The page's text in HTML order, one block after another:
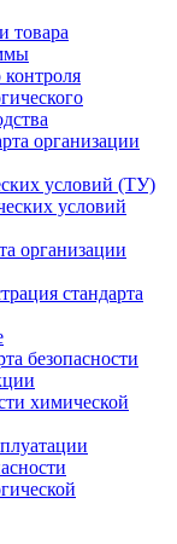
товара
контроля
организации
условий (ТУ)
условий
организации
стандарта
безопасности
химической